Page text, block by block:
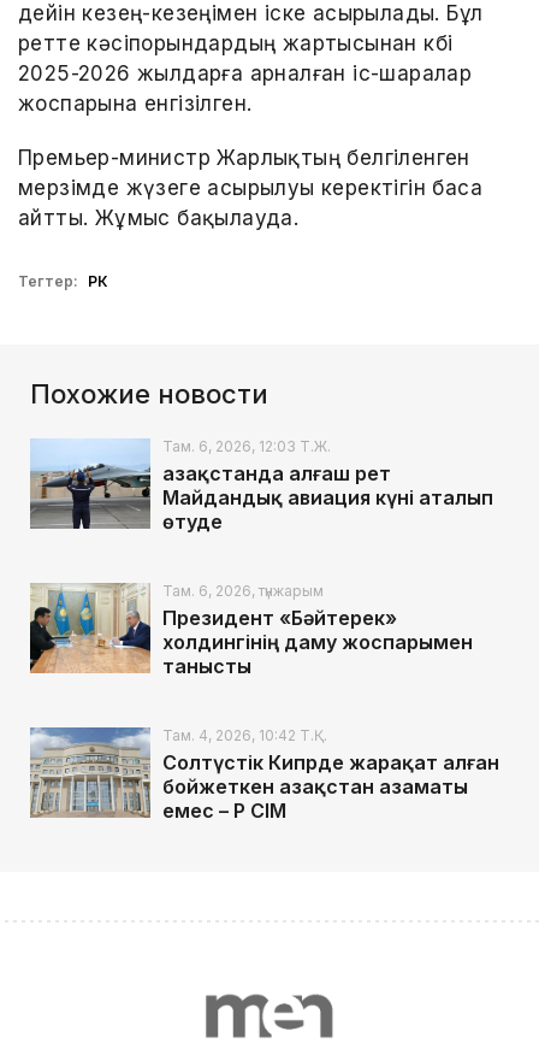
дейін кезең-кезеңімен іске асырылады. Бұл
ретте кәсіпорындардың жартысынан көбі
2025-2026 жылдарға арналған іс-шаралар
жоспарына енгізілген.
Премьер-министр Жарлықтың белгіленген
мерзімде жүзеге асырылуы керектігін баса
айтты. Жұмыс бақылауда.
Тегтер: РК
Похожие новости
Там. 6, 2026, 12:03 Т.Ж.
Қазақстанда алғаш рет
Майдандық авиация күні аталып
өтуде
Там. 6, 2026, түнжарым
Президент «Бәйтерек»
холдингінің даму жоспарымен
танысты
Там. 4, 2026, 10:42 Т.Қ.
Солтүстік Кипрде жарақат алған
бойжеткен Қазақстан азаматы
емес – ҚР СІМ